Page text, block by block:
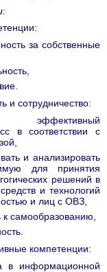
:
за собственные
и сотрудничество:
эффективный
в соответствии с
и анализировать
для принятия
решений в
и технологий
и лиц с ОВЗ,
к самообразованию,
компетенции:
в информационной